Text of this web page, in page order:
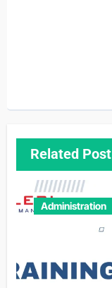
Related Post
Administration